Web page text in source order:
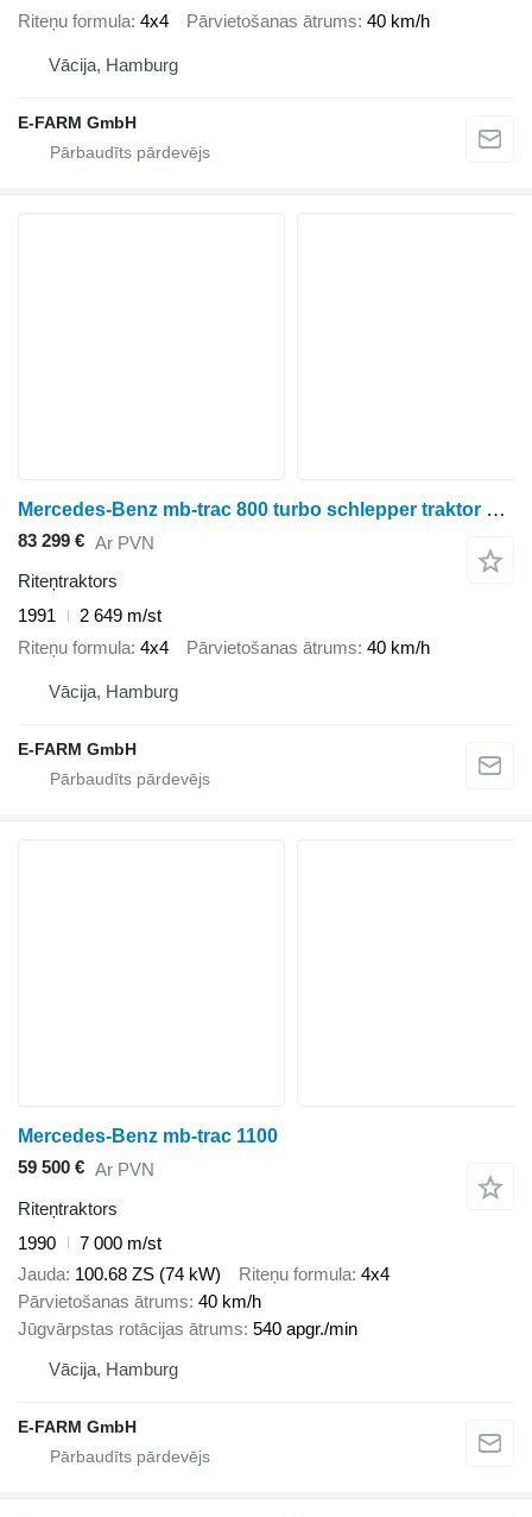
Riteņu formula 4x4 Pārvietošanas ātrums 40 km/h
Vācija, Hamburg
E-FARM GmbH
Mercedes-Benz mb-trac 800 turbo schlepper traktor oldtimer
83 299 € Ar PVN
Riteņtraktors
1991
2 649 m/st
Riteņu formula 4x4 Pārvietošanas ātrums 40 km/h
Vācija, Hamburg
E-FARM GmbH
Mercedes-Benz mb-trac 1100
59 500 € Ar PVN
Riteņtraktors
1990
7 000 m/st
Jauda 100.68 ZS (74 kW) Riteņu formula 4x4
Pārvietošanas ātrums 40 km/h
Jūgvārpstas rotācijas ātrums 540 apgr./min
Vācija, Hamburg
E-FARM GmbH